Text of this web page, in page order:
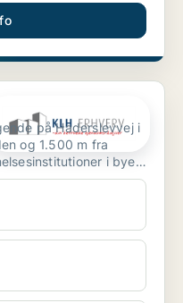
på Haderslevvej i
og 1.500 m fra
i byen.